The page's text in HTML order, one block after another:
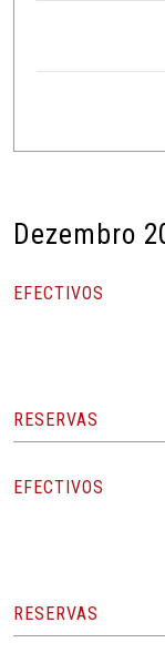
Dezembro
EFECTIVOS
RESERVAS
EFECTIVOS
RESERVAS